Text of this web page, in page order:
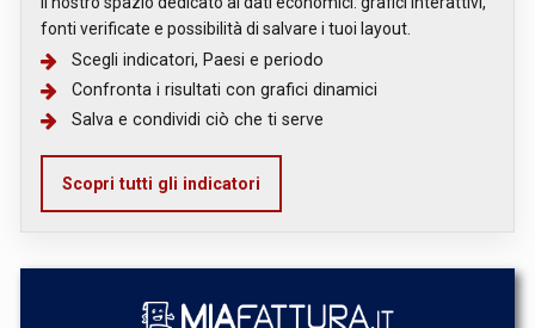
fonti verificate e possibilità di salvare i tuoi layout.
Scegli indicatori, Paesi e periodo
Confronta i risultati con grafici dinamici
Salva e condividi ciò che ti serve
Scopri tutti gli indicatori